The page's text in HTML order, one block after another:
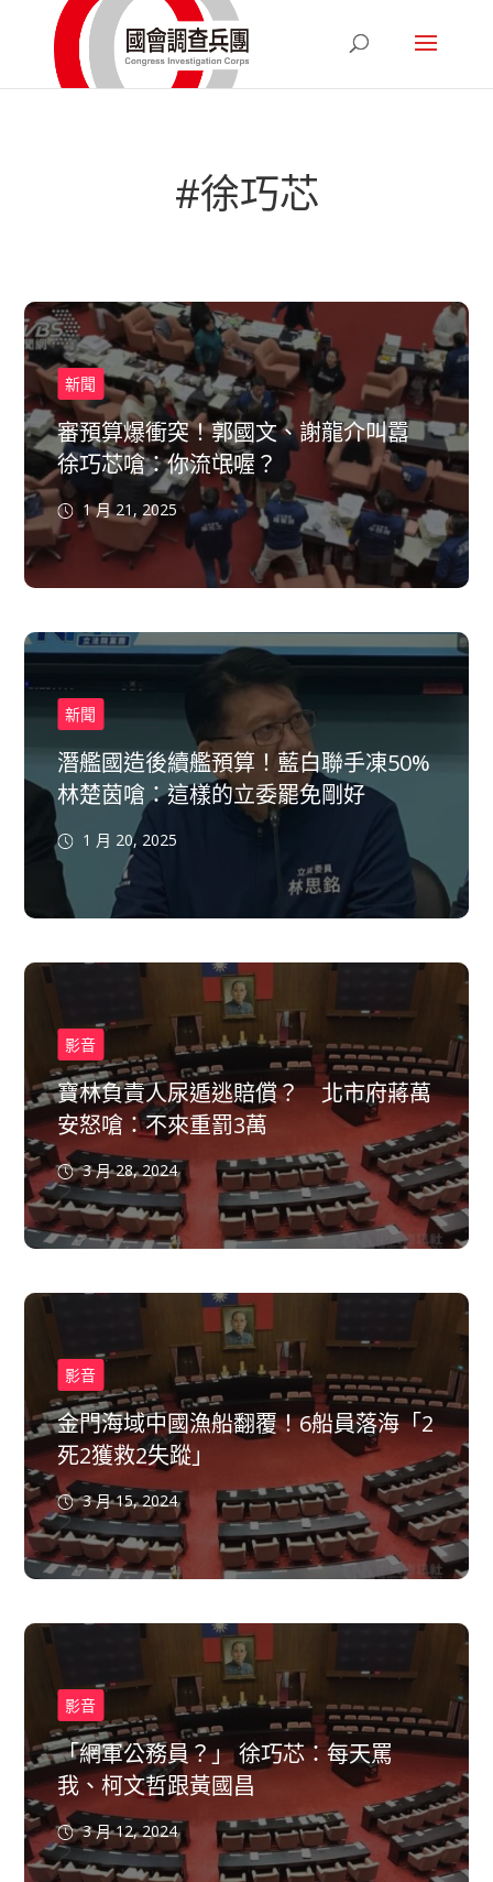
#徐巧芯
新聞
審預算爆衝突！郭國文、謝龍介叫囂
徐巧芯嗆：你流氓喔？
1 月 21, 2025
新聞
潛艦國造後續艦預算！藍白聯手凍50%
林楚茵嗆：這樣的立委罷免剛好
1 月 20, 2025
影音
寶林負責人尿遁逃賠償？ 北市府蔣萬
安怒嗆：不來重罰3萬
3 月 28, 2024
影音
金門海域中國漁船翻覆！6船員落海「2
死2獲救2失蹤」
3 月 15, 2024
影音
「網軍公務員？」 徐巧芯：每天罵
我、柯文哲跟黃國昌
3 月 12, 2024